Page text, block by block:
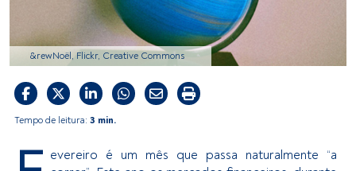
&rewNoël, Flickr, Creative Commons
Tempo de leitura: 3 min.
evereiro é um mês que passa naturalmente “a